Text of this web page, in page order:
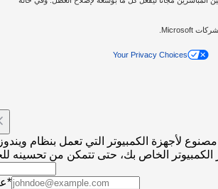
Your Privacy Choices
Outbyte PC Repair مصنوع لأجهزة الكمبيوتر التي تعمل بنظام ويندوز
عنوان بريدك الإلكتروني*